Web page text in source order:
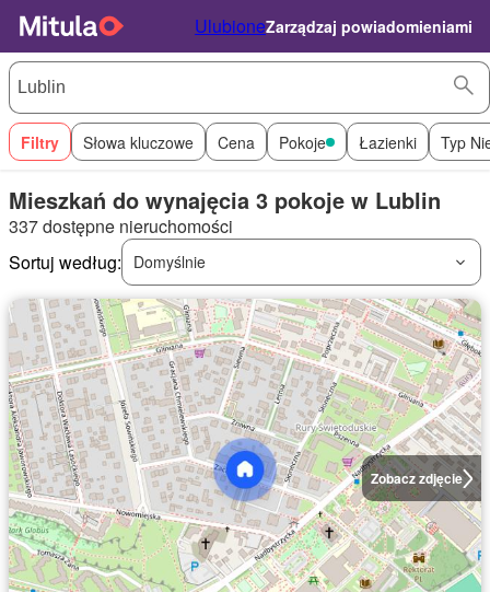
UlubioneZarządzaj powiadomieniami
Filtry Słowa kluczowe Cena Pokoje Łazienki Typ
Mieszkań do wynajęcia 3 pokoje w Lublin
337 dostępne nieruchomości
Sortuj według:
Domyślnie
Zobacz zdjęcie